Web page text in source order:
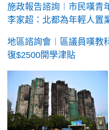
施政報告諮詢︱市民嘆青
李家超：北都為年輕人置
地區諮詢會︱區議員嘆教
復$2500開學津貼